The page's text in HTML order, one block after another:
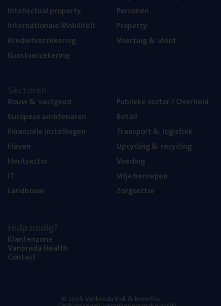
Intel­lec­tu­al property
Inter­na­ti­o­na­le Mobiliteit
Kre­diet­ver­ze­ke­ring
Kunst­ver­ze­ke­ring
Per­so­nen
Pro­per­ty
Voer­tuig& vloot
Bouw& vastgoed
Euro­pe­se ambtenaren
Finan­ci­ë­le instellingen
Haven
Hout­sec­tor
IT
Land­bouw
Publie­ke sec­tor / Overheid
Retail
Trans­port& logistiek
Upcy­cling& recycling
Voe­ding
Vrije beroe­pen
Zorg­sec­tor
Klan­ten­zo­ne
Van­b­re­da Health
Con­tact
© 2026 Vanbreda Risk & Benefits